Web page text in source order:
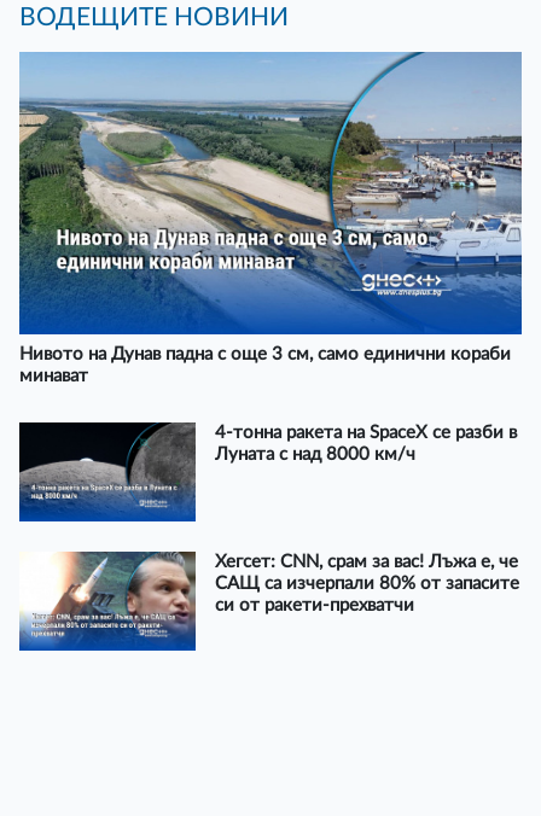
ВОДЕЩИТЕ НОВИНИ
Нивото на Дунав падна с още 3 см, само единични кораби
минават
4-тонна ракета на SpaceX се разби в
Луната с над 8000 км/ч
Хегсет: CNN, срам за вас! Лъжа е, че
САЩ са изчерпали 80% от запасите
си от ракети-прехватчи